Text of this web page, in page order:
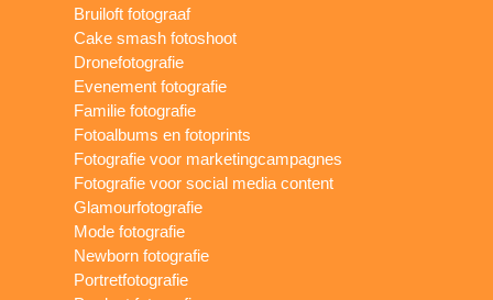
Bruiloft fotograaf
Cake smash fotoshoot
Dronefotografie
Evenement fotografie
Familie fotografie
Fotoalbums en fotoprints
Fotografie voor marketingcampagnes
Fotografie voor social media content
Glamourfotografie
Mode fotografie
Newborn fotografie
Portretfotografie